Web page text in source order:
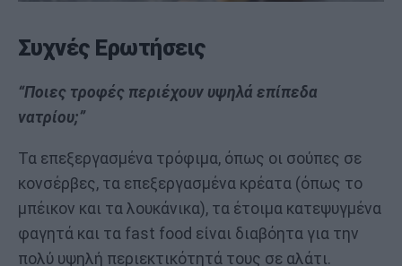
Συχνές Ερωτήσεις
“Ποιες τροφές περιέχουν υψηλά επίπεδα
νατρίου;”
Τα επεξεργασμένα τρόφιμα, όπως οι σούπες σε
κονσέρβες, τα επεξεργασμένα κρέατα (όπως το
μπέικον και τα λουκάνικα), τα έτοιμα κατεψυγμένα
φαγητά και τα fast food είναι διαβόητα για την
πολύ υψηλή περιεκτικότητά τους σε αλάτι.